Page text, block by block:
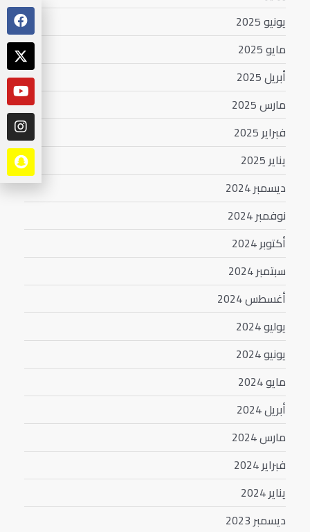
يونيو 2025
مايو 2025
أبريل 2025
مارس 2025
فبراير 2025
يناير 2025
ديسمبر 2024
نوفمبر 2024
أكتوبر 2024
سبتمبر 2024
أغسطس 2024
يوليو 2024
يونيو 2024
مايو 2024
أبريل 2024
مارس 2024
فبراير 2024
يناير 2024
ديسمبر 2023